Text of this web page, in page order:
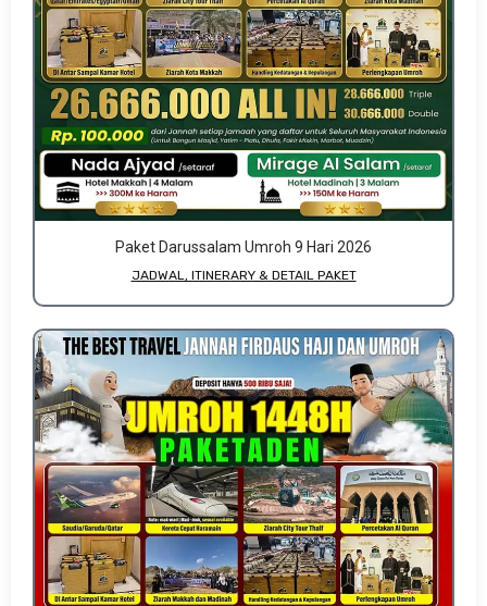
Paket Darussalam Umroh 9 Hari 2026
JADWAL, ITINERARY & DETAIL PAKET